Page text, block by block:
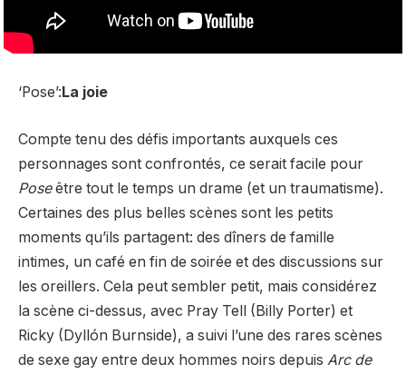
‘Pose’: La joie
Compte tenu des défis importants auxquels ces
personnages sont confrontés, ce serait facile pour
Poseêtre tout le temps un drame (et un traumatisme).
Certaines des plus belles scènes sont les petits
moments qu’ils partagent: des dîners de famille
intimes, un café en fin de soirée et des discussions sur
les oreillers. Cela peut sembler petit, mais considérez
la scène ci-dessus, avec Pray Tell (Billy Porter) et
Ricky (Dyllón Burnside), a suivi l’une des rares scènes
de sexe gay entre deux hommes noirs depuis Arc de